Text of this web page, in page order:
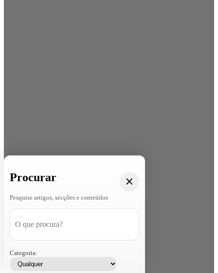
Procurar
Pesquise artigos, secções e conteúdos
Categoria: